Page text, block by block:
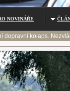
NOVINÁŘE
dopravní kolaps.